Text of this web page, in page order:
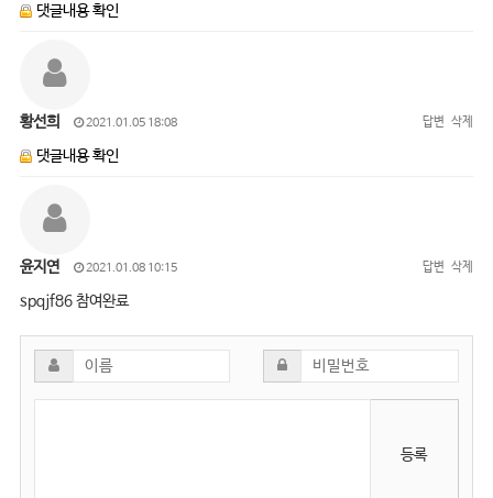
댓글내용 확인
황선희 2021.01.05 18:08 답변 삭제
댓글내용 확인
윤지연 2021.01.08 10:15 답변 삭제
spqjf86 참여완료
등록